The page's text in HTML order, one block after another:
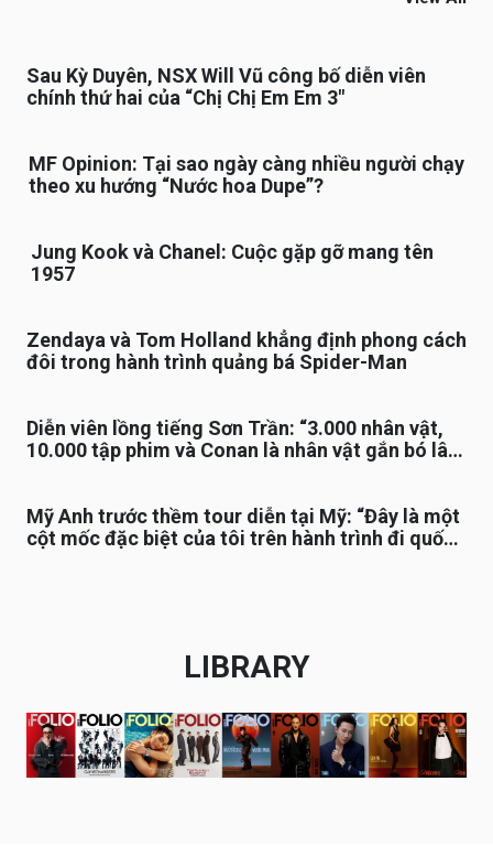
Sau Kỳ Duyên, NSX Will Vũ công bố diễn viên
chính thứ hai của “Chị Chị Em Em 3″
MF Opinion: Tại sao ngày càng nhiều người chạy
theo xu hướng “Nước hoa Dupe”?
Jung Kook và Chanel: Cuộc gặp gỡ mang tên
1957
Zendaya và Tom Holland khẳng định phong cách
đôi trong hành trình quảng bá Spider-Man
Diễn viên lồng tiếng Sơn Trần: “3.000 nhân vật,
10.000 tập phim và Conan là nhân vật gắn bó lâu
Mỹ Anh trước thềm tour diễn tại Mỹ: “Đây là một
cột mốc đặc biệt của tôi trên hành trình đi quốc
LIBRARY